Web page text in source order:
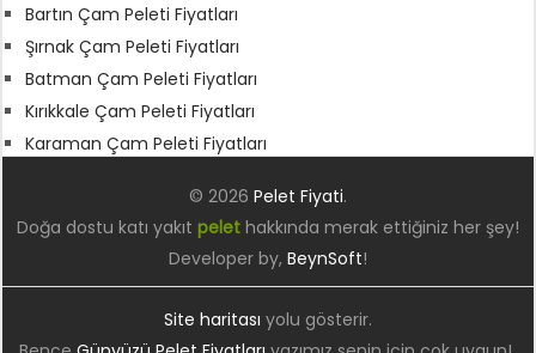
Bartın Çam Peleti Fiyatları
Şırnak Çam Peleti Fiyatları
Batman Çam Peleti Fiyatları
Kırıkkale Çam Peleti Fiyatları
Karaman Çam Peleti Fiyatları
© 2026 Pelet Fiyati.
Doğa dostu katı yakıt pelethakkında merak ettiğiniz her şey!
Developer by, BeynSoft!
Site haritası yolu gösterir.